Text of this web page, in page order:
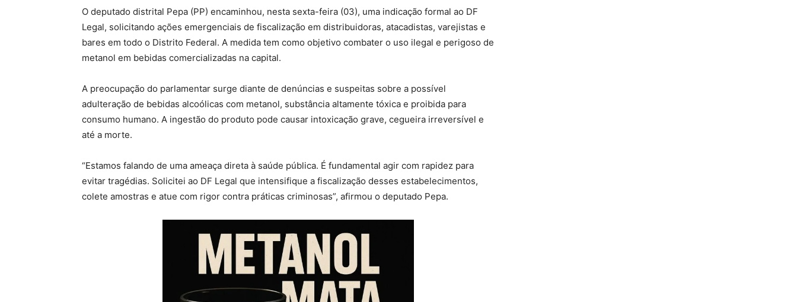
O deputado distrital Pepa (PP) encaminhou, nesta sexta-feira (03), uma indicação formal ao DF
Legal, solicitando ações emergenciais de fiscalização em distribuidoras, atacadistas, varejistas e
bares em todo o Distrito Federal. A medida tem como objetivo combater o uso ilegal e perigoso de
metanol em bebidas comercializadas na capital.
A preocupação do parlamentar surge diante de denúncias e suspeitas sobre a possível
adulteração de bebidas alcoólicas com metanol, substância altamente tóxica e proibida para
consumo humano. A ingestão do produto pode causar intoxicação grave, cegueira irreversível e
até a morte.
“Estamos falando de uma ameaça direta à saúde pública. É fundamental agir com rapidez para
evitar tragédias. Solicitei ao DF Legal que intensifique a fiscalização desses estabelecimentos,
colete amostras e atue com rigor contra práticas criminosas”, afirmou o deputado Pepa.